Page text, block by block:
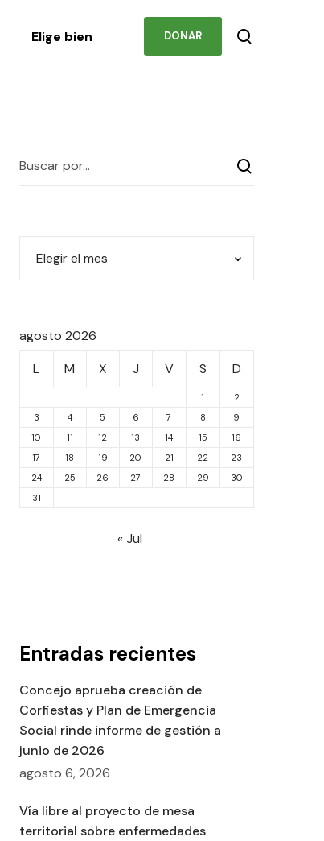
Elige bien DONAR
agosto 2026
L
M X J V S D
1
2
3
4 5 6 7 8
9
10
11 12 13 14 15
16
17
18 19 20 21 22
23
24
25 26 27 28 29
30
31
« Jul
Entradas recientes
Concejo aprueba creación de
Corfiestas y Plan de Emergencia
Social rinde informe de gestión a
junio de 2026
agosto 6, 2026
Vía libre al proyecto de mesa
territorial sobre enfermedades